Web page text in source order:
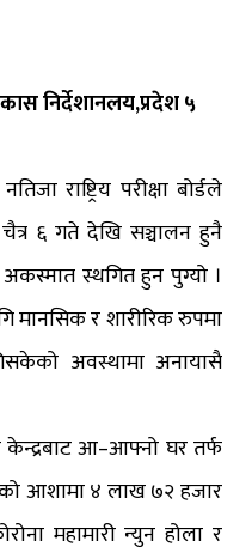
निर्देशानलय,प्रदेश ५
राष्ट्रिय परीक्षा बोर्डले
६ गते देखि सञ्चालन हुनै
स्थगित हुन पुग्यो ।
मानसिक र शारीरिक रुपमा
अवस्थामा अनायासै
केन्द्रबाट आ–आफ्नो घर तर्फ
आशामा ४ लाख ७२ हजार
महामारी न्युन होला र